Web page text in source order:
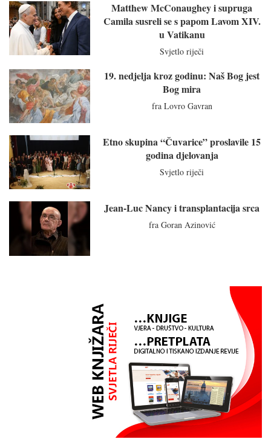
Matthew McConaughey i supruga
Camila susreli se s papom Lavom XIV.
u Vatikanu
Svjetlo riječi
19. nedjelja kroz godinu: Naš Bog jest
Bog mira
fra Lovro Gavran
Etno skupina “Čuvarice” proslavile 15
godina djelovanja
Svjetlo riječi
Jean-Luc Nancy i transplantacija srca
fra Goran Azinović